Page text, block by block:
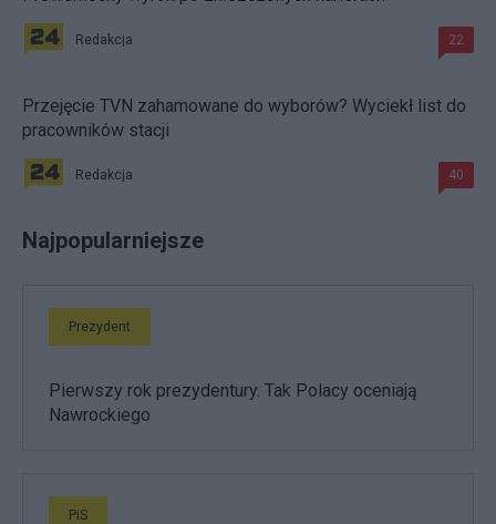
Redakcja 22
Przejęcie TVN zahamowane do wyborów? Wyciekł list do
pracowników stacji
Redakcja 40
Najpopularniejsze
Prezydent
Pierwszy rok prezydentury. Tak Polacy oceniają
Nawrockiego
PiS